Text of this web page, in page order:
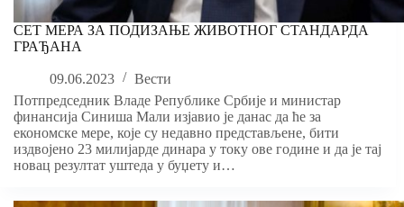
СЕТ МЕРА ЗА ПОДИЗАЊЕ ЖИВОТНОГ СТАНДАРДА
ГРАЂАНА
09.06.2023
Вести
Потпредседник Владе Републике Србије и министар
финансија Синиша Мали изјавио је данас да ће за
економске мере, које су недавно представљене, бити
издвојено 23 милијарде динара у току ове године и да је тај
новац резултат уштеда у буџету и…